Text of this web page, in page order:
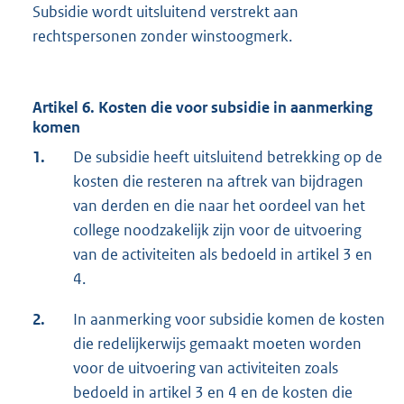
Subsidie wordt uitsluitend verstrekt aan
rechtspersonen zonder winstoogmerk.
Artikel 6. Kosten die voor subsidie in aanmerking
komen
1.
De subsidie heeft uitsluitend betrekking op de
kosten die resteren na aftrek van bijdragen
van derden en die naar het oordeel van het
college noodzakelijk zijn voor de uitvoering
van de activiteiten als bedoeld in artikel 3 en
4.
2.
In aanmerking voor subsidie komen de kosten
die redelijkerwijs gemaakt moeten worden
voor de uitvoering van activiteiten zoals
bedoeld in artikel 3 en 4 en de kosten die